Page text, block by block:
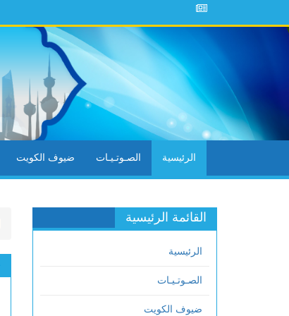
الرئيسية الصـوتـيـات ضيوف الكويت
القائمة الرئيسية
الرئيسية
الصـوتـيـات
ضيوف الكويت